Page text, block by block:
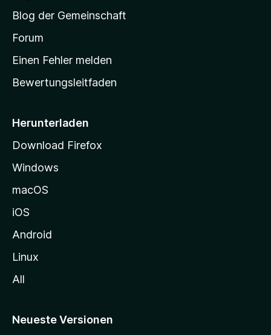
t
a
r
s
i
e
g
e
n
Blog der Gemeinschaft
Forum
Einen Fehler melden
Bewertungsleitfaden
Herunterladen
Download Firefox
Windows
macOS
iOS
Android
Linux
All
Neueste Versionen